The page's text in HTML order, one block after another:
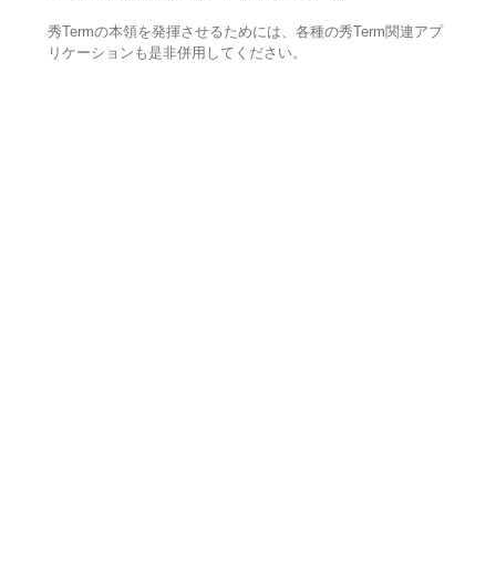
秀Termの本領を発揮させるためには、各種の秀Term関連アプ
リケーションも是非併用してください。